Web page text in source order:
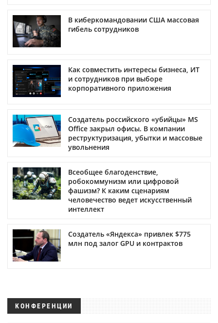
В киберкомандовании США массовая
гибель сотрудников
Как совместить интересы бизнеса, ИТ
и сотрудников при выборе
корпоративного приложения
Создатель российского «убийцы» MS
Office закрыл офисы. В компании
реструктуризация, убытки и массовые
увольнения
Всеобщее благоденствие,
робокоммунизм или цифровой
фашизм? К каким сценариям
человечество ведет искусственный
интеллект
Создатель «Яндекса» привлек $775
млн под залог GPU и контрактов
КОНФЕРЕНЦИИ